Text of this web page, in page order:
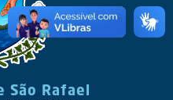
Rafael